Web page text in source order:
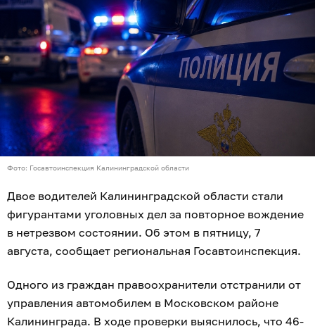
Фото: Госавтоинспекция Калининградской области
Двое водителей Калининградской области стали
фигурантами уголовных дел за повторное вождение
в нетрезвом состоянии. Об этом в пятницу, 7
августа, сообщает региональная Госавтоинспекция.
Одного из граждан правоохранители отстранили от
управления автомобилем в Московском районе
Калининграда. В ходе проверки выяснилось, что 46-